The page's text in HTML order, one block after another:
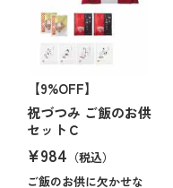
【9%OFF】
祝づつみ ご飯のお供
セットＣ
¥984 （税込）
ご飯のお供に欠かせな